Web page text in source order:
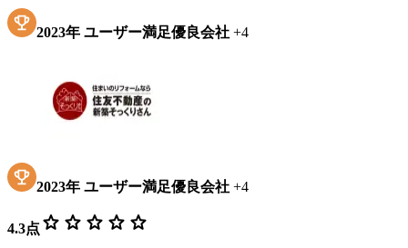
2023年 ユーザー満足優良会社 +4
2023年 ユーザー満足優良会社 +4
4.3点 star star star star star